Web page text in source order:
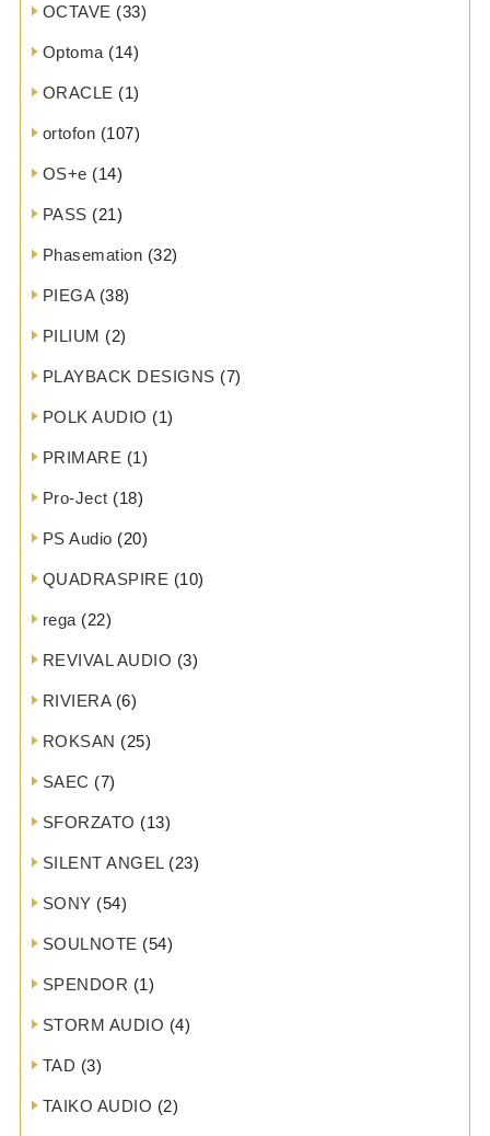
OCTAVE (33)
Optoma (14)
ORACLE (1)
ortofon (107)
OS+e (14)
PASS (21)
Phasemation (32)
PIEGA(38)
PILIUM (2)
PLAYBACK DESIGNS (7)
POLK AUDIO (1)
PRIMARE (1)
Pro-Ject (18)
PS Audio (20)
QUADRASPIRE (10)
rega (22)
REVIVAL AUDIO (3)
RIVIERA(6)
ROKSAN (25)
SAEC (7)
SFORZATO (13)
SILENT ANGEL(23)
SONY (54)
SOULNOTE (54)
SPENDOR (1)
STORM AUDIO (4)
TAD (3)
TAIKO AUDIO (2)